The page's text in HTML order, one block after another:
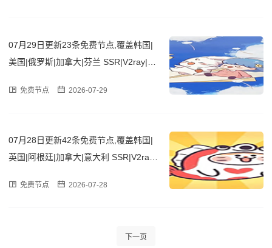
07月29日更新23条免费节点,覆盖韩国|
美国|俄罗斯|加拿大|芬兰 SSR|V2ray|Cla
免费节点 2026-07-29
07月28日更新42条免费节点,覆盖韩国|
英国|阿根廷|加拿大|意大利 SSR|V2ray|
免费节点 2026-07-28
下一页